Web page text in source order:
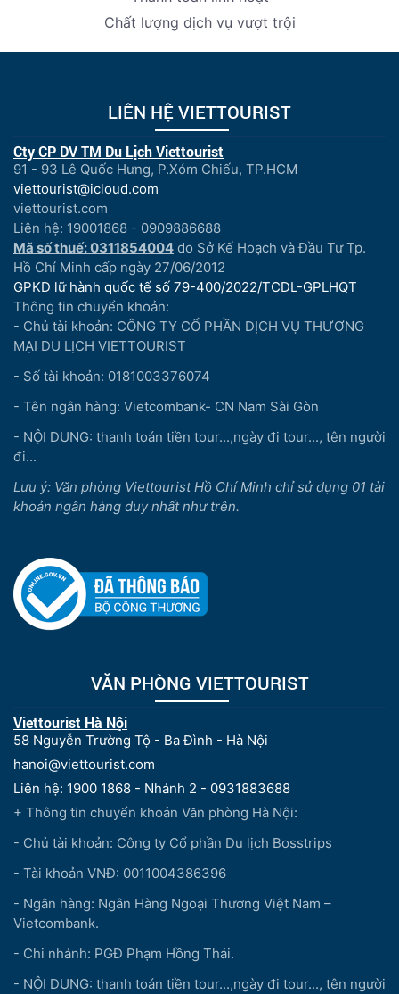
Chất lượng dịch vụ vượt trội
LIÊN HỆ VIETTOURIST
Cty CP DV TM Du Lịch Viettourist
91 - 93 Lê Quốc Hưng, P.Xóm Chiếu, TP.HCM
viettourist@icloud.com
viettourist.com
Liên hệ: 19001868 - 0909886688
Mã số thuế: 0311854004 do Sở Kế Hoạch và Đầu Tư Tp.
Hồ Chí Minh cấp ngày 27/06/2012
GPKD lữ hành quốc tế số 79-400/2022/TCDL-GPLHQT
Thông tin chuyển khoản:
- Chủ tài khoản: CÔNG TY CỔ PHẦN DỊCH VỤ THƯƠNG
MẠI DU LỊCH VIETTOURIST
- Số tài khoản: 0181003376074
- Tên ngân hàng: Vietcombank- CN Nam Sài Gòn
- NỘI DUNG: thanh toán tiền tour...,ngày đi tour..., tên người
đi...
Lưu ý: Văn phòng Viettourist Hồ Chí Minh chỉ sử dụng 01 tài
khoản ngân hàng duy nhất như trên.
VĂN PHÒNG VIETTOURIST
Viettourist Hà Nội
58 Nguyễn Trường Tộ - Ba Đình - Hà Nội
hanoi@viettourist.com
Liên hệ: 1900 1868 - Nhánh 2 - 0931883688
+ Thông tin chuyển khoản Văn phòng Hà Nội:
- Chủ tài khoản: Công ty Cổ phần Du lịch Bosstrips
- Tài khoản VNĐ: 0011004386396
- Ngân hàng: Ngân Hàng Ngoại Thương Việt Nam –
Vietcombank.
- Chi nhánh: PGĐ Phạm Hồng Thái.
- NỘI DUNG: thanh toán tiền tour...,ngày đi tour..., tên người